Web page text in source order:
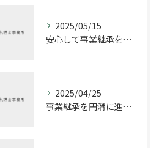
2025/05/15
安心して事業継承を進める方法
2025/04/25
事業継承を円滑に進めるための税理士の役割